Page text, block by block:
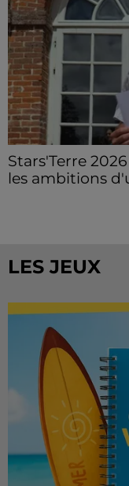
Stars'Terre
les ambitions
LES JEUX